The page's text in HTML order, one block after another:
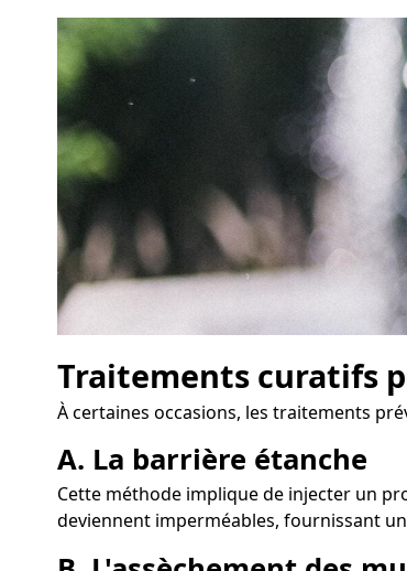
Traitements curatifs
À certaines occasions, les traitements
A. La barrière étanche
Cette méthode implique de injecter un
deviennent imperméables, fournissant